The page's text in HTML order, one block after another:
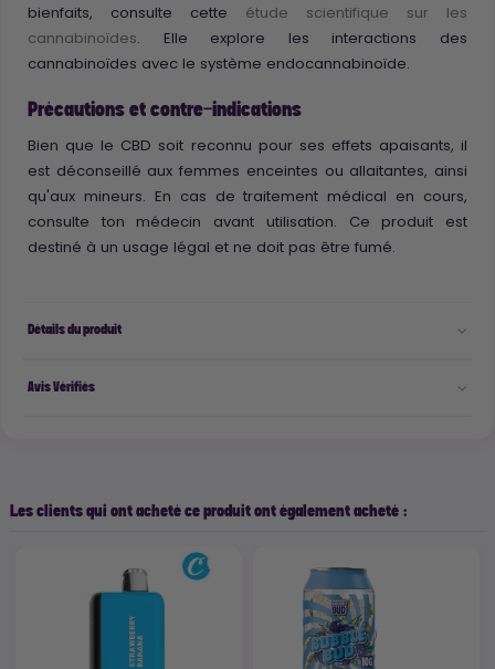
bienfaits, consulte cette étude scientifique sur les
cannabinoïdes. Elle explore les interactions des
cannabinoïdes avec le système endocannabinoïde.
Précautions et contre-indications
Bien que le CBD soit reconnu pour ses effets apaisants, il
est déconseillé aux femmes enceintes ou allaitantes, ainsi
qu'aux mineurs. En cas de traitement médical en cours,
consulte ton médecin avant utilisation. Ce produit est
destiné à un usage légal et ne doit pas être fumé.
Détails du produit
Avis Vérifiés
Les clients qui ont acheté ce produit ont également acheté :